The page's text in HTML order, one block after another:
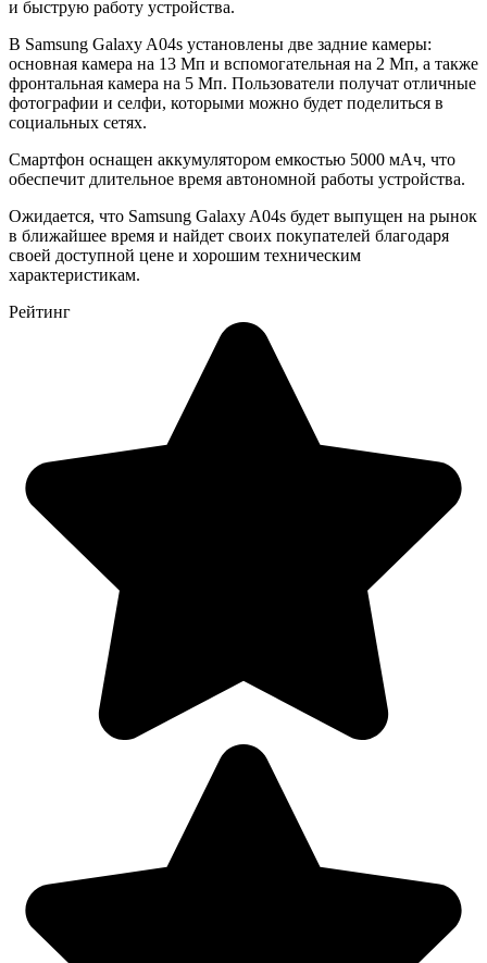
и быструю работу устройства.
В Samsung Galaxy A04s установлены две задние камеры:
основная камера на 13 Мп и вспомогательная на 2 Мп, а также
фронтальная камера на 5 Мп. Пользователи получат отличные
фотографии и селфи, которыми можно будет поделиться в
социальных сетях.
Смартфон оснащен аккумулятором емкостью 5000 мАч, что
обеспечит длительное время автономной работы устройства.
Ожидается, что Samsung Galaxy A04s будет выпущен на рынок
в ближайшее время и найдет своих покупателей благодаря
своей доступной цене и хорошим техническим
характеристикам.
Рейтинг